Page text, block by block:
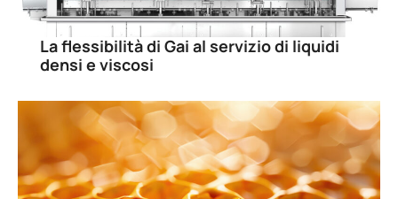
La flessibilità di Gai al servizio di liquidi
densi e viscosi